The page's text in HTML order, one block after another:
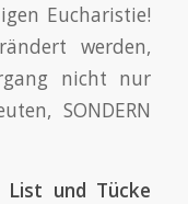
Eucharistie!
werden,
nicht nur
SONDERN
und Tücke